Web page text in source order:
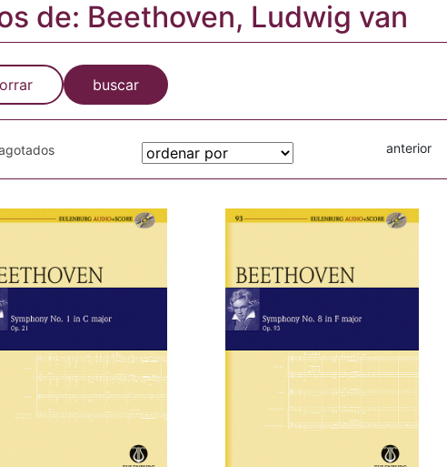
de: Beethoven, Ludwig van
buscar
anterior